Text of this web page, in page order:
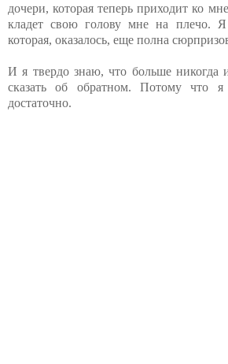
дочери, которая теперь приходит ко
кладет свою голову мне на плечо.
которая, оказалось, еще полна
И я твердо знаю, что больше никогда
сказать об обратном. Потому
достаточно.